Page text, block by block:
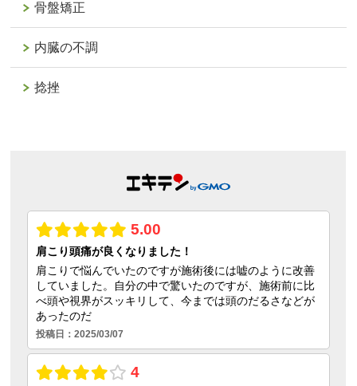
骨盤矯正
内臓の不調
捻挫